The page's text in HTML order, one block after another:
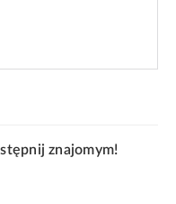
znajomym!